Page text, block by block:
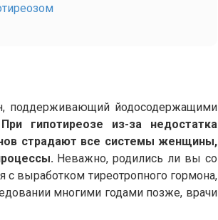
поддерживающий йодосодержащими
При гипотиреозе из-за недостатка
страдают все системы женщины,
Неважно, родились ли вы со
выработком тиреотропного гормона,
многими годами позже, врачи